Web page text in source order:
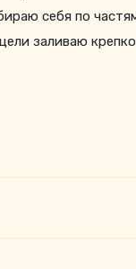
себя по
заливаю